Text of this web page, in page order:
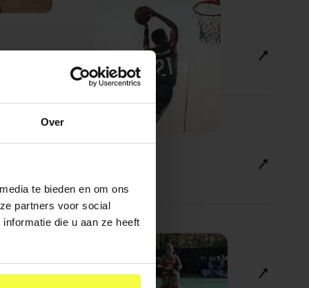
Over
te bieden en om ons
partners voor social
die u aan ze heeft